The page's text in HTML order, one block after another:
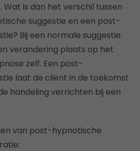
Wat is dan het verschil tussen
suggestie en een post-
Bij een normale suggestie
verandering plaats op het
zelf. Een post-
laat de cliënt in de toekomst
handeling verrichten bij een
van post-hypnotische